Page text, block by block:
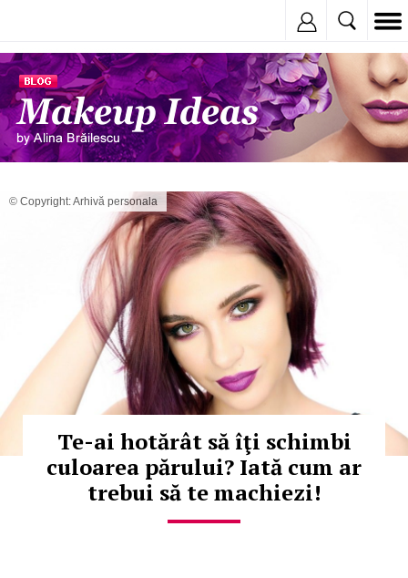
© Copyright: Arhivă personala
Te-ai hotărât să îţi schimbi
culoarea părului? Iată cum ar
trebui să te machiezi!